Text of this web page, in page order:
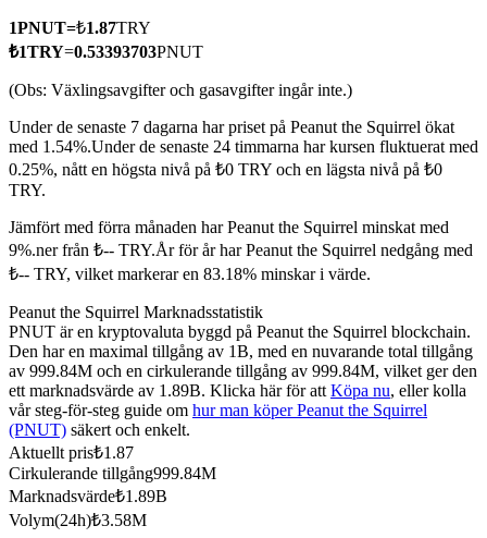
USDC Futures
Kopiera Trading
Gå med de bästa handlarna
1PNUT=₺1.87TRY
₺1TRY=0.53393703PNUT
(Obs: Växlingsavgifter och gasavgifter ingår inte.)
Under de senaste 7 dagarna har priset på Peanut the Squirrel ökat
med 1.54%.Under de senaste 24 timmarna har kursen fluktuerat med
0.25%, nått en högsta nivå på ₺0 TRY och en lägsta nivå på ₺0
TRY.
Jämfört med förra månaden har Peanut the Squirrel minskat med
9%.ner från ₺-- TRY.År för år har Peanut the Squirrel nedgång med
₺-- TRY, vilket markerar en 83.18% minskar i värde.
Peanut the Squirrel Marknadsstatistik
PNUT är en kryptovaluta byggd på Peanut the Squirrel blockchain.
Den har en maximal tillgång av 1B, med en nuvarande total tillgång
av 999.84M och en cirkulerande tillgång av 999.84M, vilket ger den
ett marknadsvärde av 1.89B. Klicka här för att Köpa nu, eller kolla
vår steg-för-steg guide om hur man köper Peanut the Squirrel
(PNUT) säkert och enkelt.
Aktuellt pris₺1.87
Cirkulerande tillgång999.84M
Marknadsvärde₺1.89B
Volym(24h)₺3.58M